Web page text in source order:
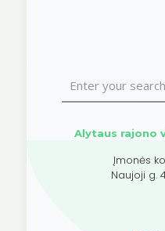
Alytaus rajono
Įmonės
Naujoji g.